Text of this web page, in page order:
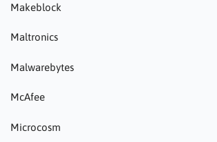
Makeblock
Maltronics
Malwarebytes
McAfee
Microcosm